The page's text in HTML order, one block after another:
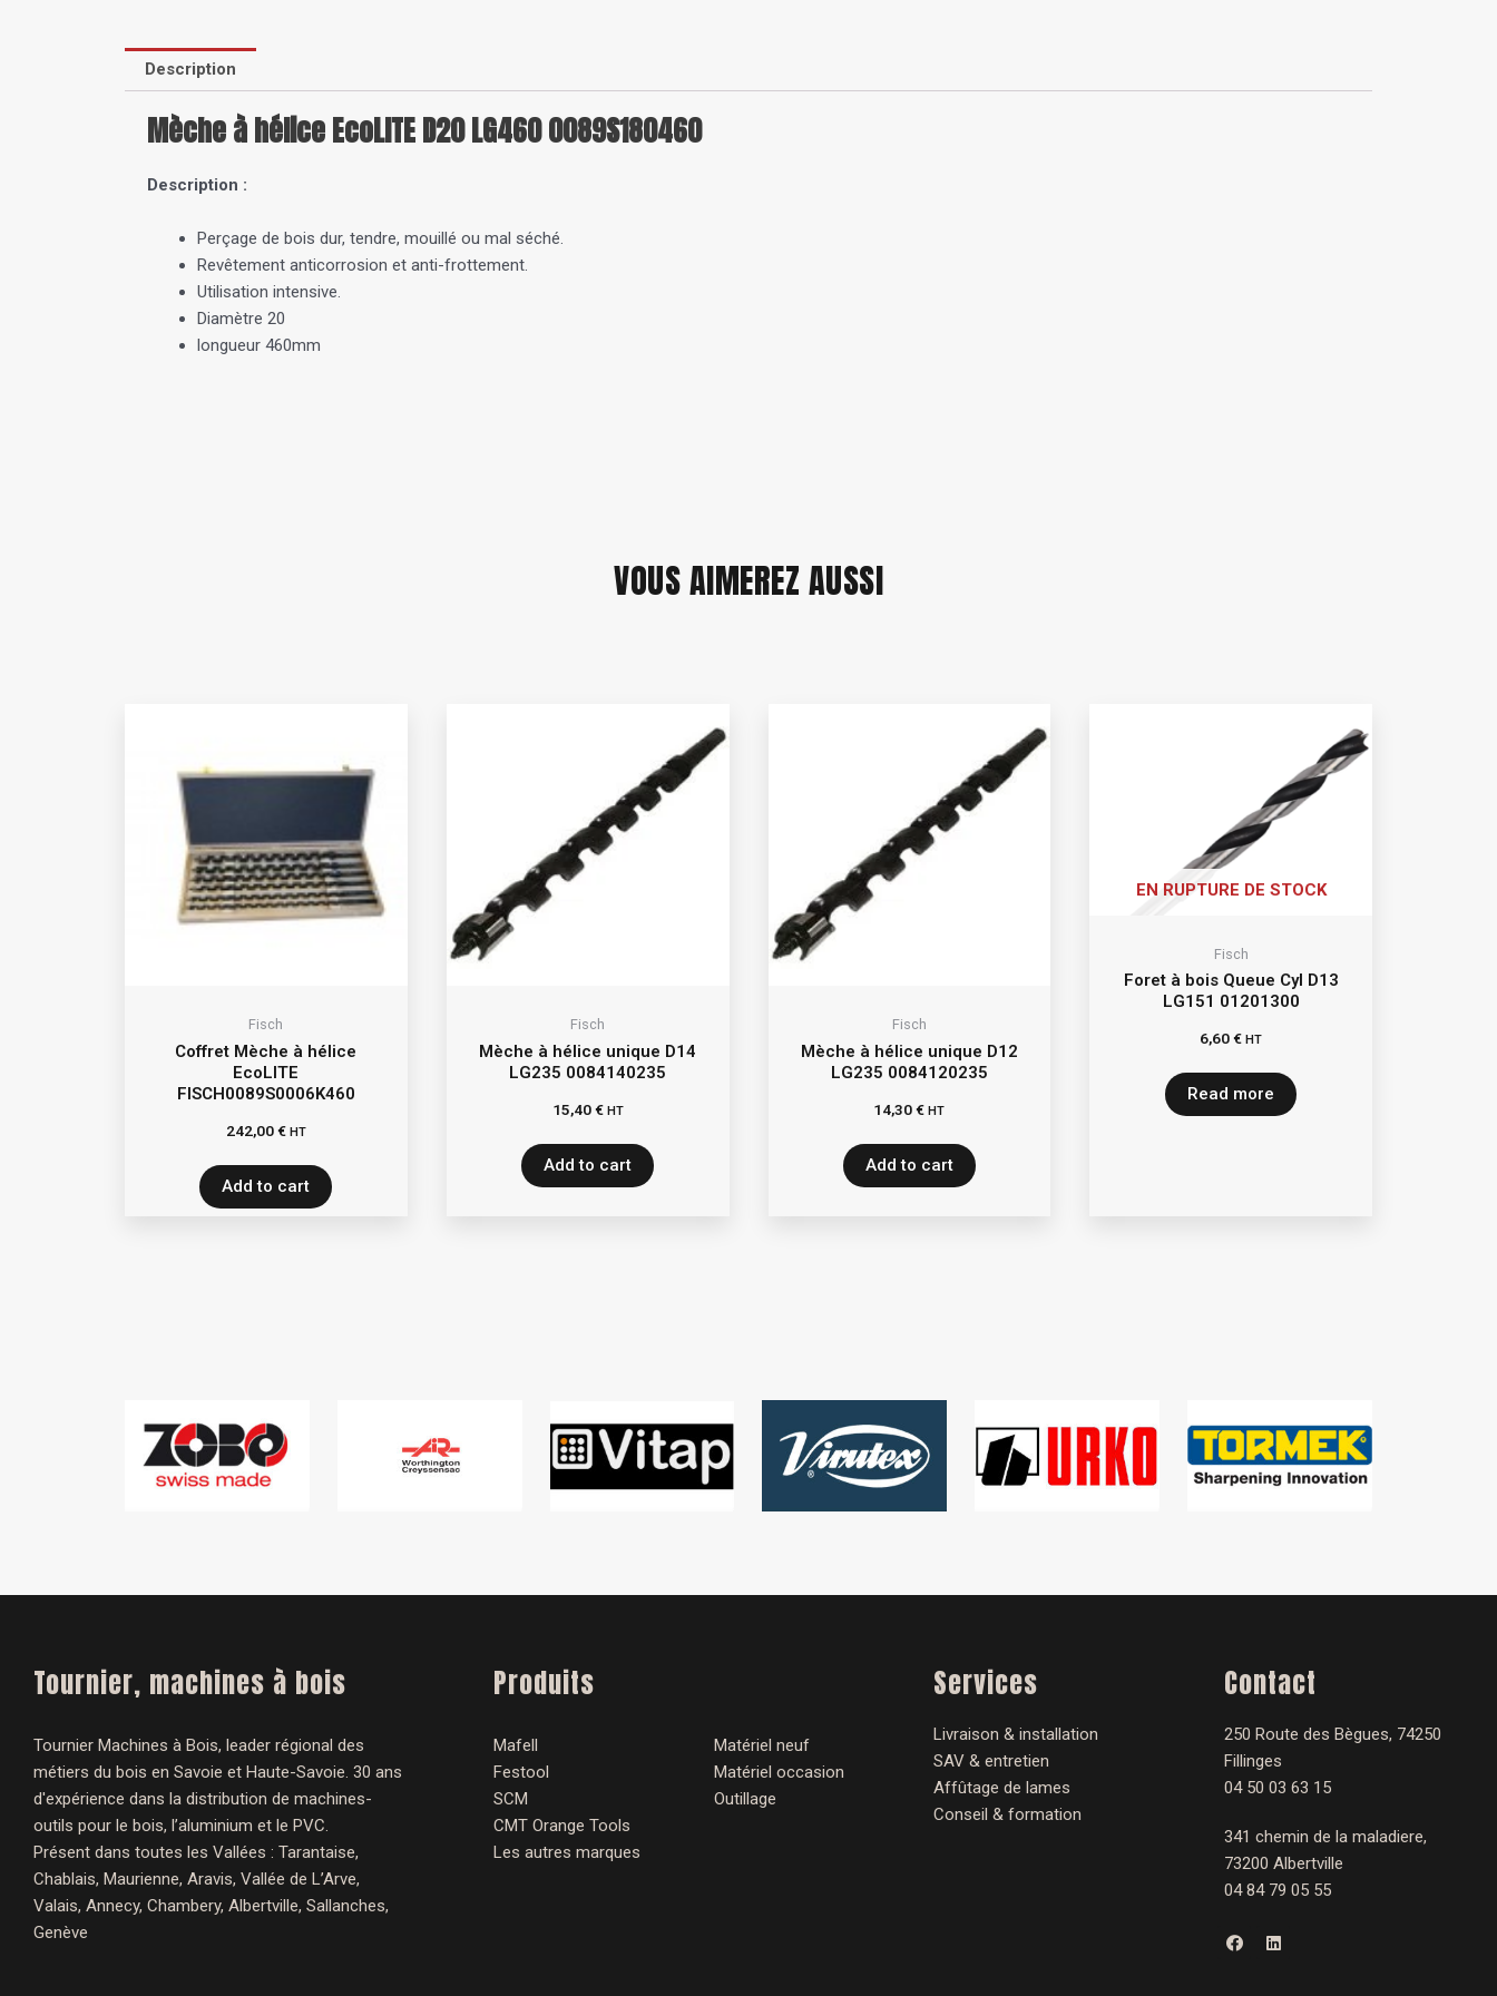
Description
Mèche à hélice EcoLITE D20 LG460 0089S180460
Description :
Perçage de bois dur, tendre, mouillé ou mal séché.
Revêtement anticorrosion et anti-frottement.
Utilisation intensive.
Diamètre 20
longueur 460mm
VOUS AIMEREZ AUSSI
Fisch
Coffret Mèche à hélice
EcoLITE
FISCH0089S0006K460
242,00€ HT
Add to cart
Fisch
Mèche à hélice unique D14
LG235 0084140235
15,40€ HT
Add to cart
Fisch
Mèche à hélice unique D12
LG235 0084120235
14,30€ HT
Add to cart
EN RUPTURE DE STOCK
Fisch
Foret à bois Queue Cyl D13
LG151 01201300
6,60€ HT
Read more
Tournier, machines à bois
Tournier Machines à Bois, leader régional des
métiers du bois en Savoie et Haute-Savoie. 30 ans
d'expérience dans la distribution de machines-
outils pour le bois, l’aluminium et le PVC.
Présent dans toutes les Vallées : Tarantaise,
Chablais, Maurienne, Aravis, Vallée de L’Arve,
Valais, Annecy, Chambery, Albertville, Sallanches,
Genève
Produits
Mafell
Festool
SCM
CMT Orange Tools
Les autres marques
Matériel neuf
Matériel occasion
Outillage
Services
Livraison & installation
SAV & entretien
Affûtage de lames
Conseil & formation
Contact
250 Route des Bègues, 74250
Fillinges
04 50 03 63 15
341 chemin de la maladiere,
73200 Albertville
04 84 79 05 55
F
a
L
i